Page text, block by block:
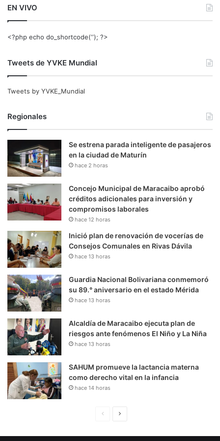
EN VIVO
<?php echo do_shortcode(‘‘); ?>
Tweets de YVKE Mundial
Tweets by YVKE_Mundial
Regionales
Se estrena parada inteligente de pasajeros
en la ciudad de Maturín
hace 2 horas
Concejo Municipal de Maracaibo aprobó
créditos adicionales para inversión y
compromisos laborales
hace 12 horas
Inició plan de renovación de vocerías de
Consejos Comunales en Rivas Dávila
hace 13 horas
Guardia Nacional Bolivariana conmemoró
su 89.° aniversario en el estado Mérida
hace 13 horas
Alcaldía de Maracaibo ejecuta plan de
riesgos ante fenómenos El Niño y La Niña
hace 13 horas
SAHUM promueve la lactancia materna
como derecho vital en la infancia
hace 14 horas